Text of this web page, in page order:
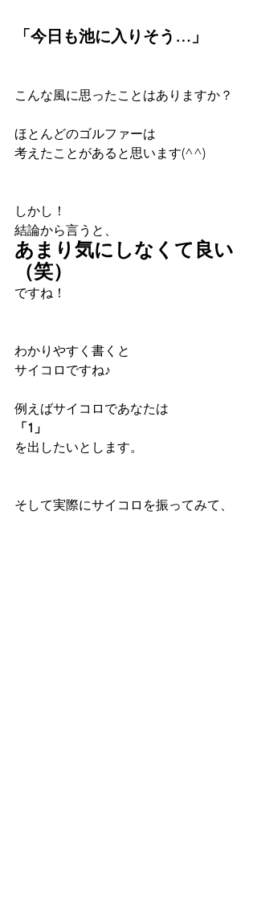
「今日も池に入りそう…」
こんな風に思ったことはありますか？
ほとんどのゴルファーは
考えたことがあると思います(^^)
しかし！
結論から言うと、
あまり気にしなくて良い
（笑）
ですね！
わかりやすく書くと
サイコロですね♪
例えばサイコロであなたは
「1」
を出したいとします。
そして実際にサイコロを振ってみて、